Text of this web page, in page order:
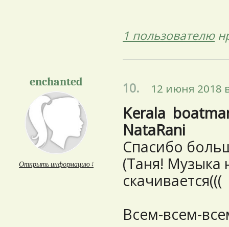
1 пользователю
enchanted
Открыть информацию ↓
10. 12 июня 2018
Kerala
NataRani
Cпасибо
(Таня! Музыка
скачивается(((
Всем-всем-